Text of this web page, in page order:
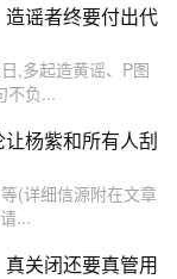
谣者终要付出代
,多起造黄谣、P图
不负...
杨紫和所有人刮
(详细信源附在文章
...
关闭还要真管用